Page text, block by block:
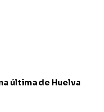
última de Huelva